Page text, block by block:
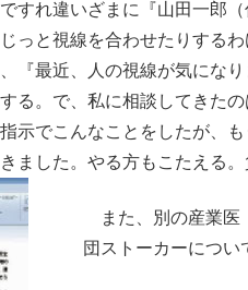
すれ違いざまに『山田一郎
っと視線を合わせたりする
『最近、人の視線が気になり
る。で、私に相談してきた
示でこんなことをしたが、
ました。やる方もこたえる。
また、別の産業医
団ストーカーについ